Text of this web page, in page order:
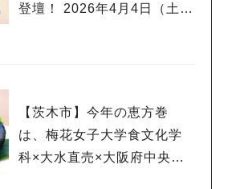
登壇！ 2026年4月4日（土）
【茨木市】今年の恵方巻
は、梅花女子大学食文化学
科×大水直売×大阪府中央卸